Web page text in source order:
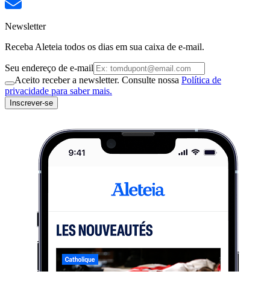
Newsletter
Receba Aleteia todos os dias em sua caixa de e-mail.
Seu endereço de e-mail
Aceito receber a newsletter. Consulte nossa Política de
privacidade para saber mais.
Inscrever-se